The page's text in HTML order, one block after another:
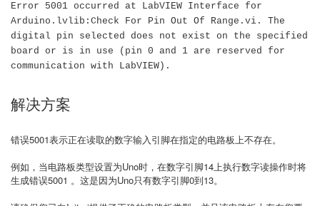
Error 5001 occurred at LabVIEW Interface for
Arduino.lvlib:Check For Pin Out Of Range.vi. The
digital pin selected does not exist on the specified
board or is in use (pin 0 and 1 are reserved for
communication with LabVIEW).
解决方案
错误5001表示正在读取的数字输入引脚在指定的电路板上不存在。
例如，当电路板类型设置为Uno时，在数字引脚14上执行数字读操作时将
生成错误5001 。这是因为Uno只有数字引脚0到13。